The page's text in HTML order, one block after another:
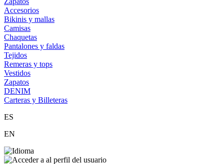
Accesorios
Bikinis y mallas
Camisas
Chaquetas
Pantalones y faldas
Tejidos
Remeras y tops
Vestidos
Zapatos
DENIM
Carteras y Billeteras
ES
EN